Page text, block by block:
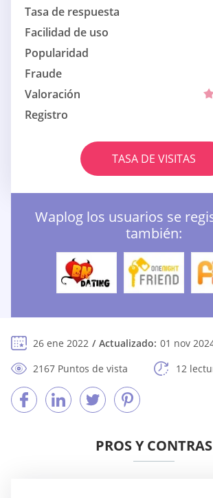
Tasa de respuesta
Facilidad de uso
Popularidad
Fraude
Valoración
Registro
TASA DE VISITAS
Waplog los usuarios se
también:
26 ene 2022 Actualizado: 01 nov
2167 Puntos de vista
12
PROS Y CONTRAS